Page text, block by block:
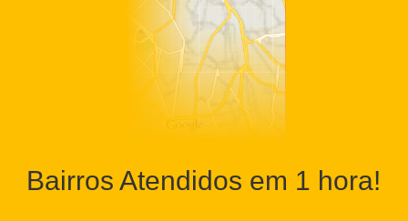
Bairros Atendidos em 1 hora!